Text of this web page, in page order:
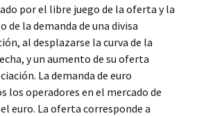
por el libre juego de la oferta y la
de la demanda de una divisa
al desplazarse la curva de la
y un aumento de su oferta
La demanda de euro
los operadores en el mercado de
euro. La oferta corresponde a